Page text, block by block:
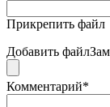
Прикрепить файл
Добавить файл
Комментарий*